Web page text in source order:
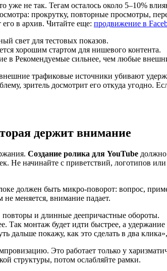
уже не так. Тегам осталось около 5–10%
прокрутку, повторные просмотры,
в архив. Читайте еще: продвижение в
свет для тестовых показов.
хорошим стартом для нишевого контента.
в Рекомендуемые сильнее, чем любые
трафиковые источники убивают
зритель досмотрит его откуда угодно.
держит внимание
Создание ролика для YouTube
Не начинайте с приветствий, логотипов
должен быть микро-поворот: вопрос,
меняется, внимание падает.
и длинные деепричастные обороты.
Так монтаж будет идти быстрее, а удержание
дальше покажу, как это сделать в два
Это работает только у
структуры, потом ослабляйте рамки.